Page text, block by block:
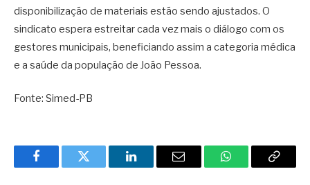
disponibilização de materiais estão sendo ajustados. O
sindicato espera estreitar cada vez mais o diálogo com os
gestores municipais, beneficiando assim a categoria médica
e a saúde da população de João Pessoa.
Fonte: Simed-PB
FacebookTwitter LinkedInEmail WhatsAppCopy